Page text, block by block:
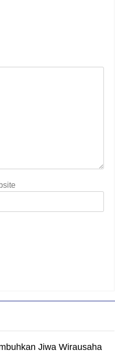
Jiwa Wirausaha